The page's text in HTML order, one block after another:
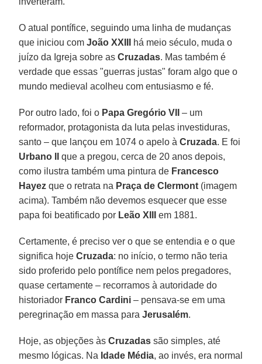
O atual pontífice, seguindo uma linha de mudanças
que iniciou comJoão XXIII há meio século, muda o
juízo da Igreja sobre asCruzadas. Mas também é
verdade que essas "guerras justas" foram algo que o
mundo medieval acolheu com entusiasmo e fé.
Por outro lado, foi o Papa Gregório VII
– um
reformador, protagonista da luta pelas investiduras,
santo – que lançou em 1074 o apelo àCruzada. E foi
Urbano II
que a pregou, cerca de 20 anos depois,
como ilustra também uma pintura de Francesco
Hayez que o retrata na Praça de Clermont (imagem
acima). Também não devemos esquecer que esse
papa foi beatificado por Leão XIII em 1881.
Certamente, é preciso ver o que se entendia e o que
significa hojeCruzada: no início, o termo não teria
sido proferido pelo pontífice nem pelos pregadores,
quase certamente – recorramos à autoridade do
historiador Franco Cardini – pensava-se em uma
peregrinação em massa paraJerusalém.
Hoje, as objeções àsCruzadas são simples, até
mesmo lógicas. Na Idade Média, ao invés, era normal